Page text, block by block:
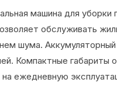
машина для уборки
обслуживать
шума.
Компактные габариты
ежедневную